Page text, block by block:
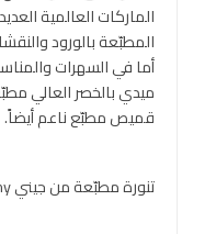
الماركات العالمية
المطبّعة بالورود
أما في السهرات
ميدي بالخصر العالي
قميص مطبّع ناعم أيضاً.
تنورة مطبّعة من جيني Genny